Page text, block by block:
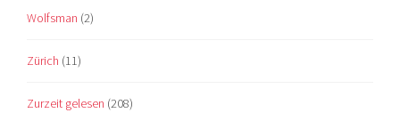
Wolfsman (2)
Zürich (11)
Zurzeit gelesen (208)